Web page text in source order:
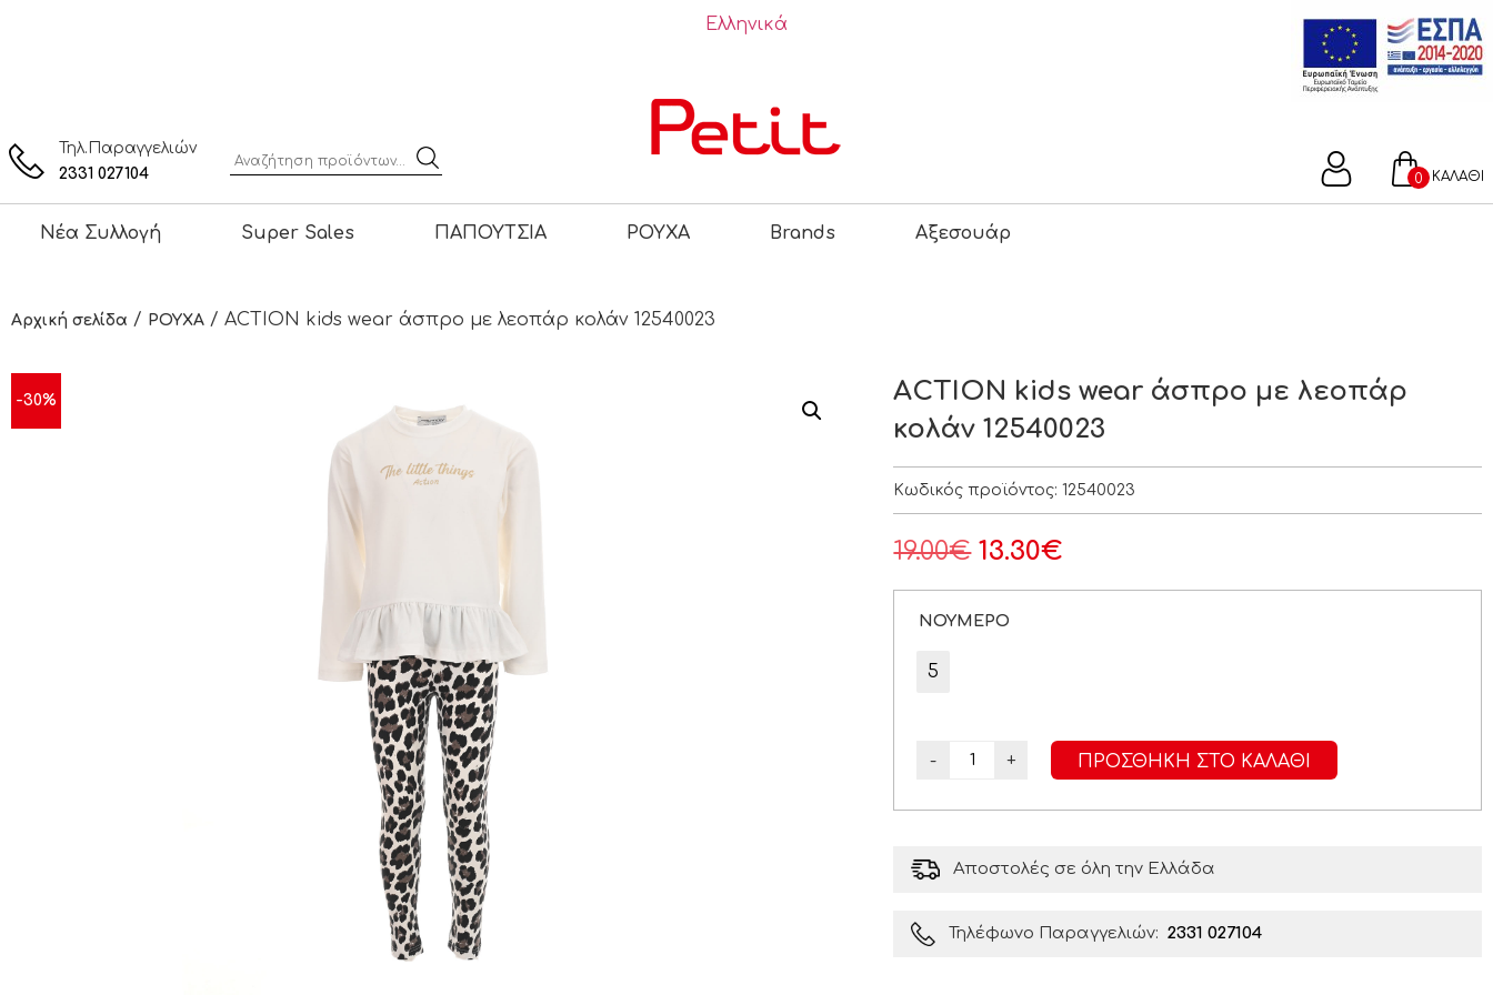
Ελληνικά
Τηλ.Παραγγελιών
2331 027104
ΚΑΛΑΘΙ
0
Νέα Συλλογή Super Sales ΠΑΠΟΥΤΣΙΑ ΡΟΥΧΑ Brands Αξεσουάρ
Αρχική σελίδα / ΡΟΥΧΑ / ACTION kids wear άσπρο με λεοπάρ κολάν 12540023
-30%
ACTION kids wear άσπρο με λεοπάρ
κολάν 12540023
Κωδικός προϊόντος:12540023
19.00€ 13.30€
ΝΟΥΜΕΡΟ
5
- + ΠΡΟΣΘΉΚΗ ΣΤΟ ΚΑΛΆΘΙ
Αποστολές σε όλη την Ελλάδα
Τηλέφωνο Παραγγελιών: 2331 027104